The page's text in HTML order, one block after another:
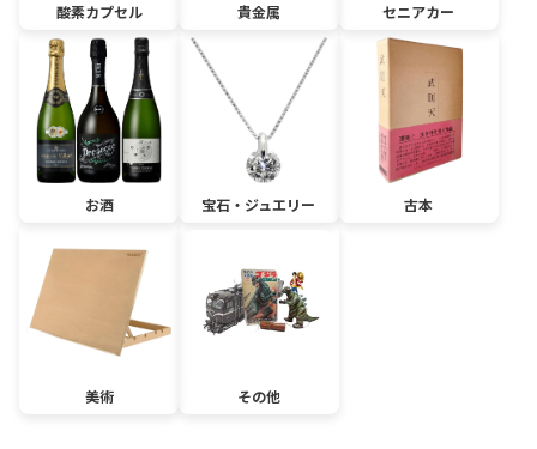
酸素カプセル 貴金属 セニアカー
お酒 宝石・ジュエリー 古本
美術 その他